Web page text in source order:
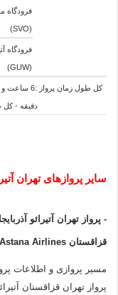
(SVO)
(GUW)
دقيقه - کل طول
سایر پروازهای تهران
-
قزاقستان Air Astana Airlines
مسیر پروازی و اطلاعات
پرواز تهران قزاقستان